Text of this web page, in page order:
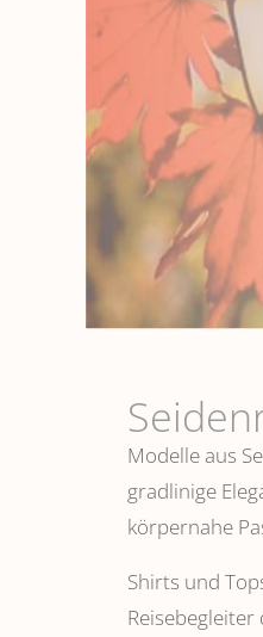
Modelle aus
gradlinige
körpernahe
Shirts und